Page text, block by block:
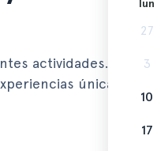
actividades.
únicas en un
lun
27
3
10
17